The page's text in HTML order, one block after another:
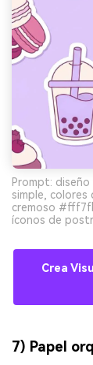
Prompt:
simple, colores
cremoso
íconos de
Crea
7) Papel